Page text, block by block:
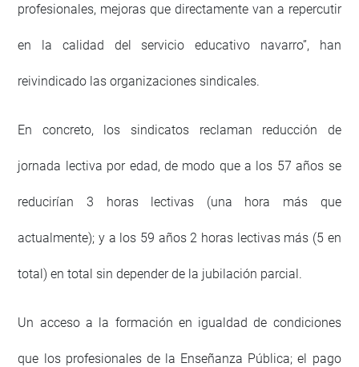
profesionales, mejoras que directamente van a repercutir
en la calidad del servicio educativo navarro”, han
reivindicado las organizaciones sindicales.
En concreto, los sindicatos reclaman reducción de
jornada lectiva por edad, de modo que a los 57 años se
reducirían 3 horas lectivas (una hora más que
actualmente); y a los 59 años 2 horas lectivas más (5 en
total) en total sin depender de la jubilación parcial.
Un acceso a la formación en igualdad de condiciones
que los profesionales de la Enseñanza Pública; el pago